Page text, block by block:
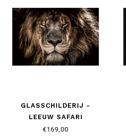
GLASSCHILDERIJ -
LEEUW SAFARI
€169,00